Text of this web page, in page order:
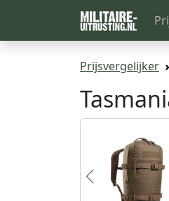
Prijsvergelijker
Previous